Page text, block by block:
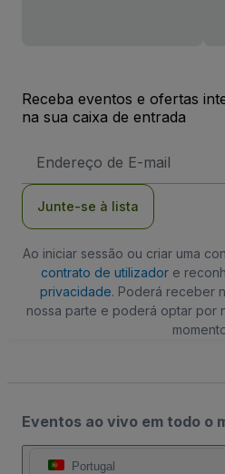
Receba eventos e ofertas
na sua caixa de entrada
de
Junte-se à lista
Ao iniciar sessão ou criar uma
contrato de utilizadore
privacidade. Poderá receber
nossa parte e poderá optar por
Eventos ao vivo em todo o
Portugal